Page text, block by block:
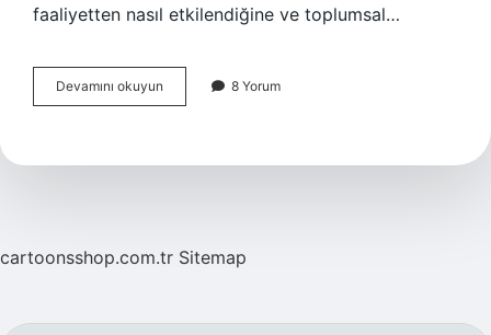
faaliyetten nasıl etkilendiğine ve toplumsal…
Devamını okuyun
hamuru
pişirilir
8 Yorum
cartoonsshop.com.tr Sitemap